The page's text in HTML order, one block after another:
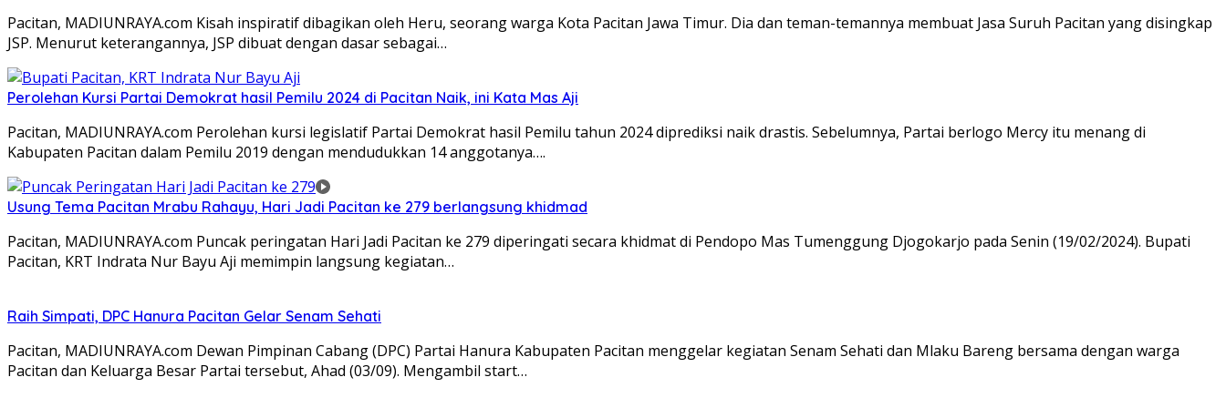
Pacitan, MADIUNRAYA.com Kisah inspiratif dibagikan oleh Heru, seorang warga Kota Pacitan Jawa Timur. Dia dan teman-temannya membuat Jasa Suruh Pacitan yang disingkap
JSP. Menurut keterangannya, JSP dibuat dengan dasar sebagai…
Perolehan Kursi Partai Demokrat hasil Pemilu 2024 di Pacitan Naik, ini Kata Mas Aji
Pacitan, MADIUNRAYA.com Perolehan kursi legislatif Partai Demokrat hasil Pemilu tahun 2024 diprediksi naik drastis. Sebelumnya, Partai berlogo Mercy itu menang di
Kabupaten Pacitan dalam Pemilu 2019 dengan mendudukkan 14 anggotanya….
Usung Tema Pacitan Mrabu Rahayu, Hari Jadi Pacitan ke 279 berlangsung khidmad
Pacitan, MADIUNRAYA.com Puncak peringatan Hari Jadi Pacitan ke 279 diperingati secara khidmat di Pendopo Mas Tumenggung Djogokarjo pada Senin (19/02/2024). Bupati
Pacitan, KRT Indrata Nur Bayu Aji memimpin langsung kegiatan…
Raih Simpati, DPC Hanura Pacitan Gelar Senam Sehati
Pacitan, MADIUNRAYA.com Dewan Pimpinan Cabang (DPC) Partai Hanura Kabupaten Pacitan menggelar kegiatan Senam Sehati dan Mlaku Bareng bersama dengan warga
Pacitan dan Keluarga Besar Partai tersebut, Ahad (03/09). Mengambil start…